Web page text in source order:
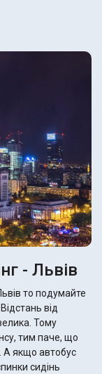
- Львів
то подумайте
від
Тому
тим паче, що
сидінь